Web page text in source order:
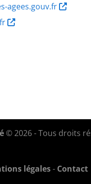
agees.gouv.fr
© 2026 - Tous droits
légales- Contact